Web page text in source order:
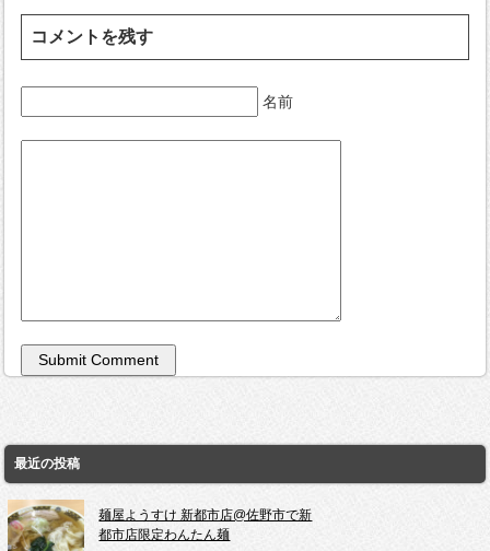
コメントを残す
名前
最近の投稿
麺屋ようすけ 新都市店@佐野市で新
都市店限定わんたん麺